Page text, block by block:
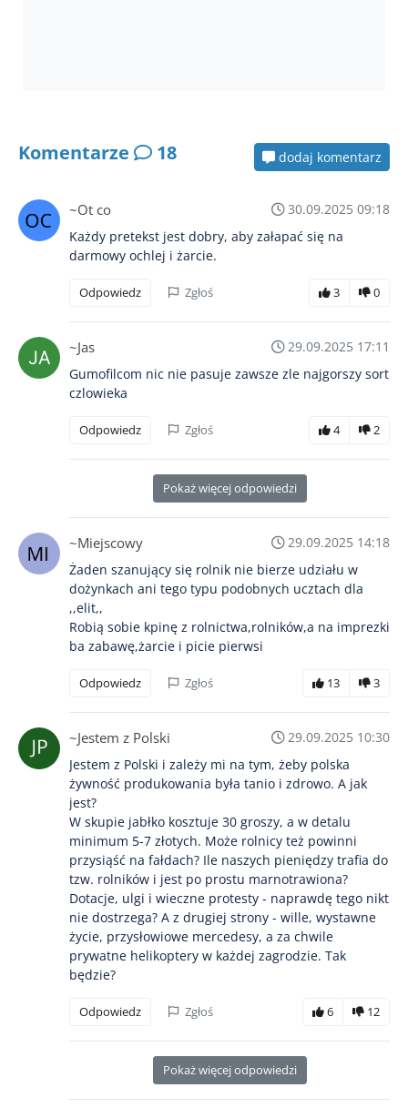
Komentarze 18 dodaj komentarz
~Ot co
30.09.2025 09:18
Każdy pretekst jest dobry, aby załapać się na
darmowy ochlej i żarcie.
Odpowiedz Zgłoś 3 0
~Jas
29.09.2025 17:11
Gumofilcom nic nie pasuje zawsze zle najgorszy sort
czlowieka
Odpowiedz Zgłoś 4 2
Pokaż więcej odpowiedzi
~Miejscowy
29.09.2025 14:18
Żaden szanujący się rolnik nie bierze udziału w
dożynkach ani tego typu podobnych ucztach dla
,,elit,,
Robią sobie kpinę z rolnictwa,rolników,a na imprezki
ba zabawę,żarcie i picie pierwsi
Odpowiedz Zgłoś 13 3
~Jestem z Polski
29.09.2025 10:30
Jestem z Polski i zależy mi na tym, żeby polska
żywność produkowania była tanio i zdrowo. A jak
jest?
W skupie jabłko kosztuje 30 groszy, a w detalu
minimum 5-7 złotych. Może rolnicy też powinni
przysiąść na fałdach? Ile naszych pieniędzy trafia do
tzw. rolników i jest po prostu marnotrawiona?
Dotacje, ulgi i wieczne protesty - naprawdę tego nikt
nie dostrzega? A z drugiej strony - wille, wystawne
życie, przysłowiowe mercedesy, a za chwile
prywatne helikoptery w każdej zagrodzie. Tak
będzie?
Odpowiedz Zgłoś 6 12
Pokaż więcej odpowiedzi